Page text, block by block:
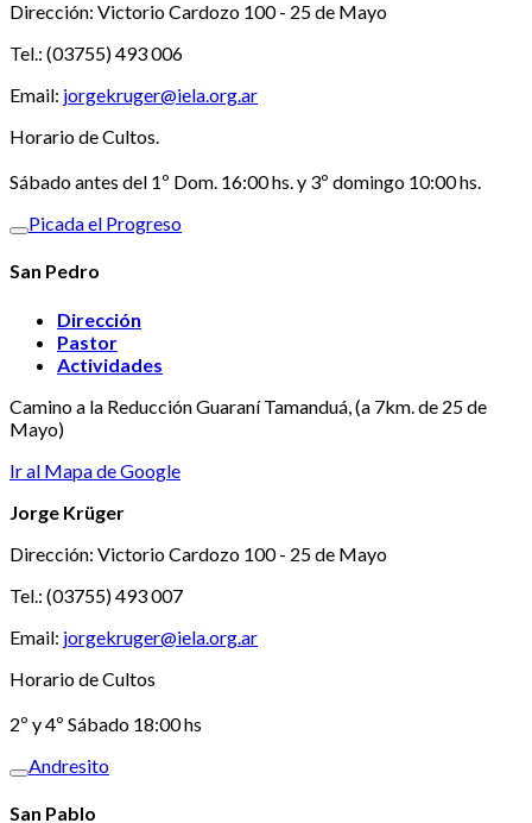
Dirección: Victorio Cardozo 100 - 25 de Mayo
Tel.: (03755) 493 006
Email: jorgekruger@iela.org.ar
Horario de Cultos.
Sábado antes del 1º Dom. 16:00 hs. y 3º domingo 10:00 hs.
Picada el Progreso
San Pedro
Dirección
Pastor
Actividades
Camino a la Reducción Guaraní Tamanduá, (a 7km. de 25 de
Mayo)
Ir al Mapa de Google
Jorge Krüger
Dirección: Victorio Cardozo 100 - 25 de Mayo
Tel.: (03755) 493 007
Email: jorgekruger@iela.org.ar
Horario de Cultos
2º y 4º Sábado 18:00 hs
Andresito
San Pablo